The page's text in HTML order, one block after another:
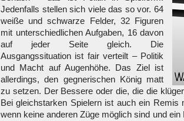
Jedenfalls stellen sich viele das so vor. 64
weiße und schwarze Felder, 32 Figuren
mit unterschiedlichen Aufgaben, 16 davon
auf jeder Seite gleich. Die
Ausgangssituation ist fair verteilt – Politik
und Macht auf Augenhöhe. Das Ziel ist
allerdings, den gegnerischen König matt
zu setzen. Der Bessere oder die, die die
Bei gleichstarken Spielern ist auch ein Remis
wenn keine anderen Züge möglich sind und